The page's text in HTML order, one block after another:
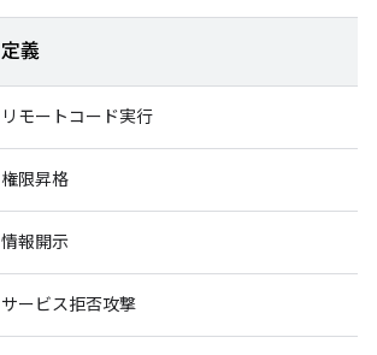
定義
リモートコード実行
権限昇格
情報開示
サービス拒否攻撃